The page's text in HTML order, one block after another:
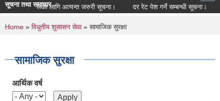
सूचना तथा समाचार
सम्बन्धी कृषकहरूका लागि अत्यन्त जरुरी सूचना। दर रेट पेश गर्ने सम्बन्धी सूचना।
You are here
Home » विधुतीय शुसासन सेवा» सामाजिक सुरक्षा
सामाजिक सुरक्षा
आर्थिक वर्ष